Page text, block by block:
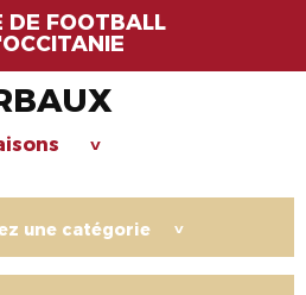
DE FOOTBALL
>
une catégorie >